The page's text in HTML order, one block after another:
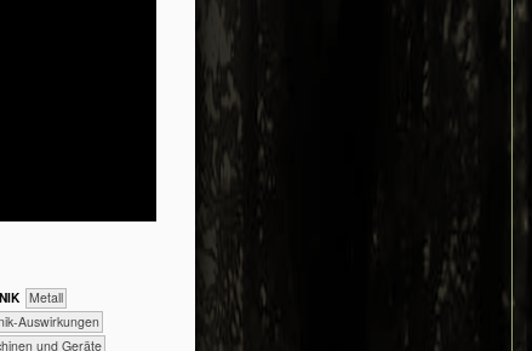
​​​​​​​​Metall
Auswirkungen
und Geräte